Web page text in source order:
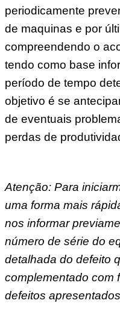
periodicamente
de maquinas e por
compreendendo o
tendo como base
período de tempo
objetivo é se
de eventuais
perdas de
Atenção: Para
uma forma mais
nos informar
número de série do
detalhada do defeito
complementado com
defeitos apresentados